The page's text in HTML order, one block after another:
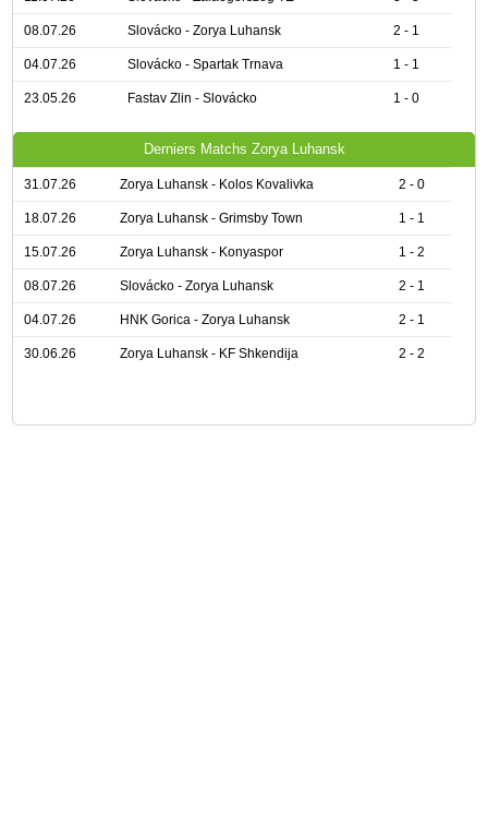
08.07.26 Slovácko - Zorya Luhansk 2 - 1
04.07.26 Slovácko - Spartak Trnava 1 - 1
23.05.26 Fastav Zlin - Slovácko 1 - 0
Derniers Matchs Zorya Luhansk
31.07.26 Zorya Luhansk - Kolos Kovalivka 2 - 0
18.07.26 Zorya Luhansk - Grimsby Town 1 - 1
15.07.26 Zorya Luhansk - Konyaspor 1 - 2
08.07.26 Slovácko - Zorya Luhansk 2 - 1
04.07.26 HNK Gorica - Zorya Luhansk 2 - 1
30.06.26 Zorya Luhansk - KF Shkendija 2 - 2